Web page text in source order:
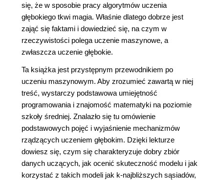
się, że w sposobie pracy algorytmów uczenia
głębokiego tkwi magia. Właśnie dlatego dobrze jest
zająć się faktami i dowiedzieć się, na czym w
rzeczywistości polega uczenie maszynowe, a
zwłaszcza uczenie głębokie.
Ta książka jest przystępnym przewodnikiem po
uczeniu maszynowym. Aby zrozumieć zawartą w niej
treść, wystarczy podstawowa umiejętność
programowania i znajomość matematyki na poziomie
szkoły średniej. Znalazło się tu omówienie
podstawowych pojęć i wyjaśnienie mechanizmów
rządzących uczeniem głębokim. Dzięki lekturze
dowiesz się, czym się charakteryzuje dobry zbiór
danych uczących, jak ocenić skuteczność modelu i jak
korzystać z takich modeli jak k-najbliższych sąsiadów,